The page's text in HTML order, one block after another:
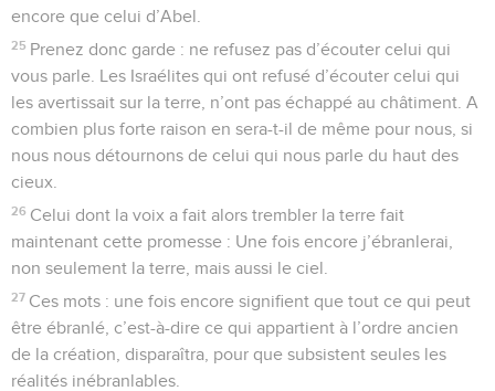
encore que celui d’Abel.
25 Prenez donc garde : ne refusez pas d’écouter celui qui
vous parle. Les Israélites qui ont refusé d’écouter celui qui
les avertissait sur la terre, n’ont pas échappé au châtiment. A
combien plus forte raison en sera-t-il de même pour nous, si
nous nous détournons de celui qui nous parle du haut des
cieux.
26 Celui dont la voix a fait alors trembler la terre fait
maintenant cette promesse : Une fois encore j’ébranlerai,
non seulement la terre, mais aussi le ciel.
27 Ces mots : une fois encore signifient que tout ce qui peut
être ébranlé, c’est-à-dire ce qui appartient à l’ordre ancien
de la création, disparaîtra, pour que subsistent seules les
réalités inébranlables.